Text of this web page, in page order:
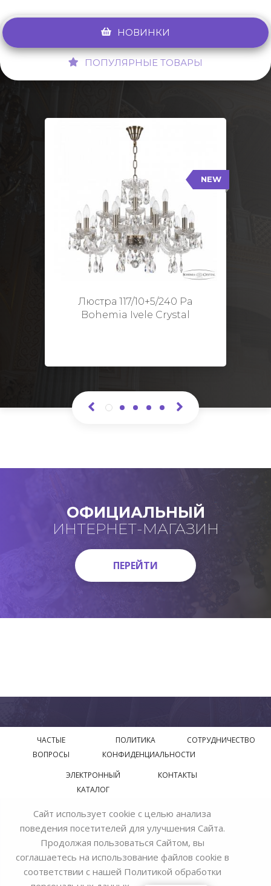
НОВИНКИ
ПОПУЛЯРНЫЕ ТОВАРЫ
NEW
Люстра 117/10+5/240 Pa
Bohemia Ivele Crystal
117/10+5/240 Pa
Тип: Стеклянный рожок
Цвет арматуры: Патина/
Кол-во ламп: 15
Диаметр: 70 см
ОФИЦИАЛЬНЫЙ
ИНТЕРНЕТ-МАГАЗИН
ПЕРЕЙТИ
ПЕРЕЙТИ
ЧАСТЫЕ
ВОПРОСЫ
ПОЛИТИКА
КОНФИДЕНЦИАЛЬНОСТИ
СОТРУДНИЧЕСТВО
ЭЛЕКТРОННЫЙ
КАТАЛОГ
КОНТАКТЫ
© 2018—2026 Официальный сайт завода производителя
Bohemia Ivele Crystal
Сайт использует cookie с целью анализа
поведения посетителей для улучшения Сайта.
Продолжая пользоваться Сайтом, вы
соглашаетесь на использование файлов cookie в
соответствии с нашей Политикой обработки